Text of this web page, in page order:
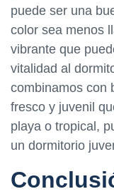
puede ser una
color sea menos
vibrante que
vitalidad al
combinamos con
fresco y juvenil
playa o tropical,
un dormitorio